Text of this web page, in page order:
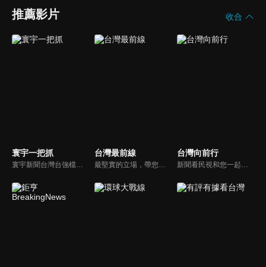
推薦影片 收合
寰宇一把抓 台灣最前線 台灣向前行